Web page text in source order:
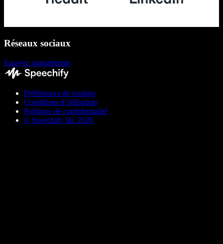
Réseaux sociaux
Essayez gratuitement
Préférences de cookies
Conditions d’utilisation
Politique de confidentialité
© Speechify Inc 2026